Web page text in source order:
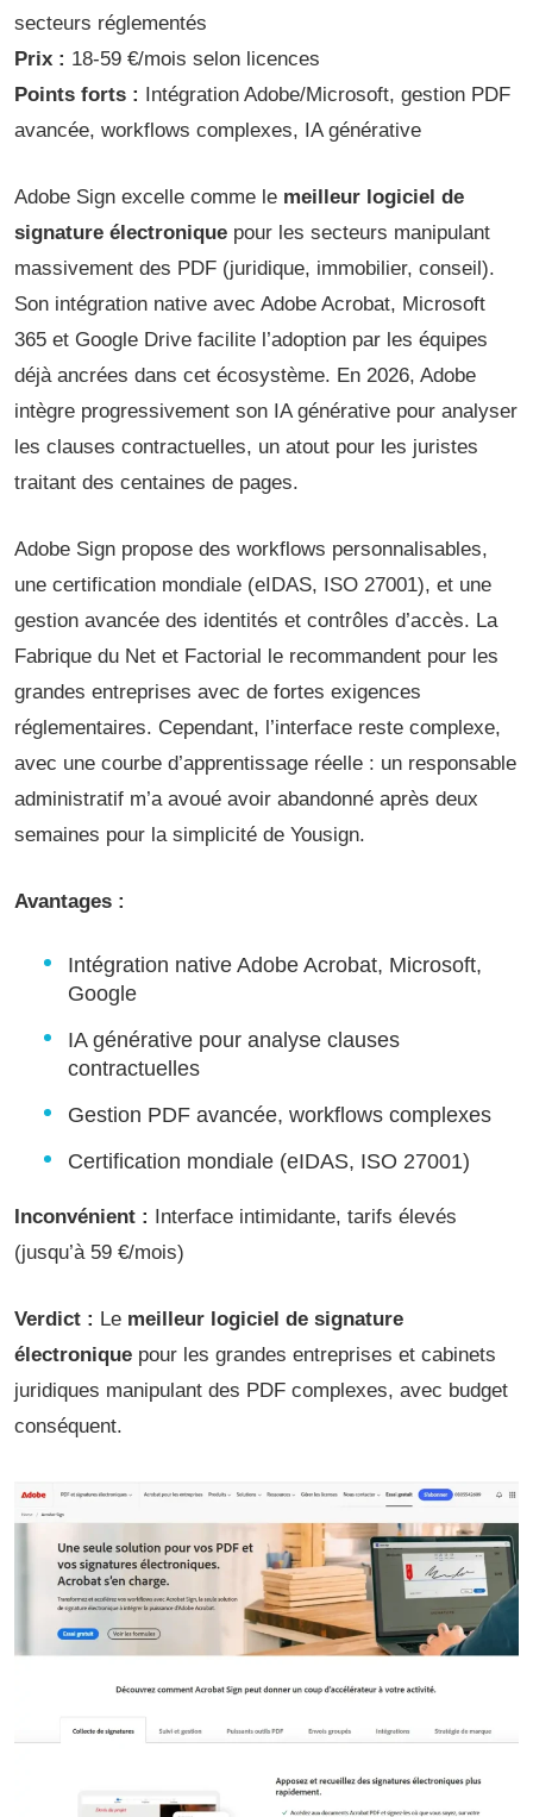
secteurs réglementés
Prix : 18-59 €/mois selon licences
Points forts : Intégration Adobe/Microsoft, gestion PDF
avancée, workflows complexes, IA générative
Adobe Sign excelle comme le meilleur logiciel de
signature électronique pour les secteurs manipulant
massivement des PDF (juridique, immobilier, conseil).
Son intégration native avec Adobe Acrobat, Microsoft
365 et Google Drive facilite l’adoption par les équipes
déjà ancrées dans cet écosystème. En 2026, Adobe
intègre progressivement son IA générative pour analyser
les clauses contractuelles, un atout pour les juristes
traitant des centaines de pages.
Adobe Sign propose des workflows personnalisables,
une certification mondiale (eIDAS, ISO 27001), et une
gestion avancée des identités et contrôles d’accès. La
Fabrique du Net et Factorial le recommandent pour les
grandes entreprises avec de fortes exigences
réglementaires. Cependant, l’interface reste complexe,
avec une courbe d’apprentissage réelle : un responsable
administratif m’a avoué avoir abandonné après deux
semaines pour la simplicité de Yousign.
Avantages :
Intégration native Adobe Acrobat, Microsoft,
Google
IA générative pour analyse clauses
contractuelles
Gestion PDF avancée, workflows complexes
Certification mondiale (eIDAS, ISO 27001)
Inconvénient : Interface intimidante, tarifs élevés
(jusqu’à 59 €/mois)
Verdict : Le meilleur logiciel de signature
électronique pour les grandes entreprises et cabinets
juridiques manipulant des PDF complexes, avec budget
conséquent.